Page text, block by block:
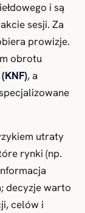
i są
sesji. Za
prowizje.
obrotu
, a
utraty
rynki (np.
decyzje warto
celów i